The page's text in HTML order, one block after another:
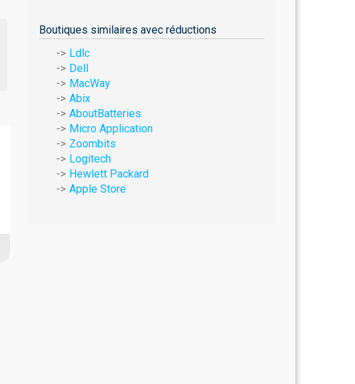
Boutiques similaires avec réductions
Ldlc
Dell
MacWay
Abix
AboutBatteries
Micro Application
Zoombits
Logitech
Hewlett Packard
Apple Store